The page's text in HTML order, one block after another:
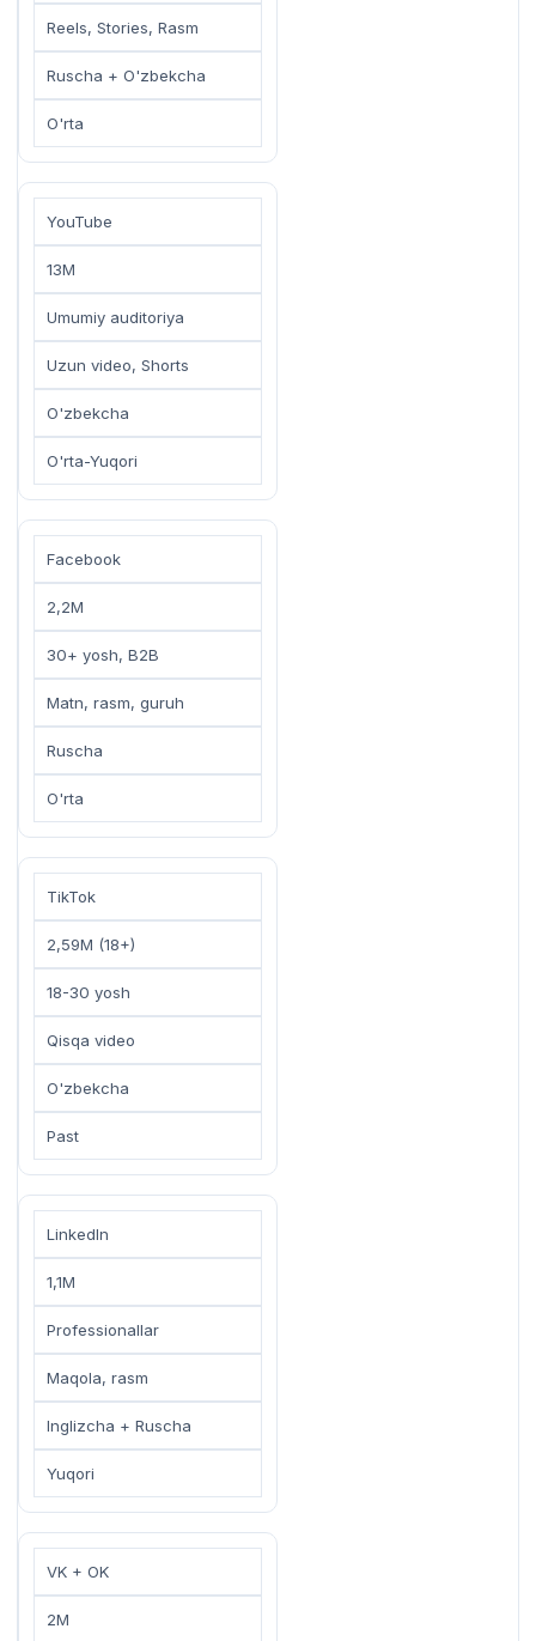
Reels, Stories, Rasm
Ruscha + O'zbekcha
O'rta
YouTube
13M
Umumiy auditoriya
Uzun video, Shorts
O'zbekcha
O'rta-Yuqori
Facebook
2,2M
30+ yosh, B2B
Matn, rasm, guruh
Ruscha
O'rta
TikTok
2,59M (18+)
18-30 yosh
Qisqa video
O'zbekcha
Past
LinkedIn
1,1M
Professionallar
Maqola, rasm
Inglizcha + Ruscha
Yuqori
VK + OK
2M